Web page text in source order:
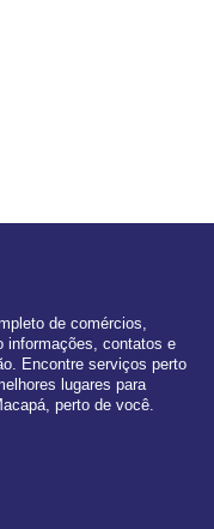
de comércios,
informações, contatos e
Encontre serviços perto
lugares para
perto de você.